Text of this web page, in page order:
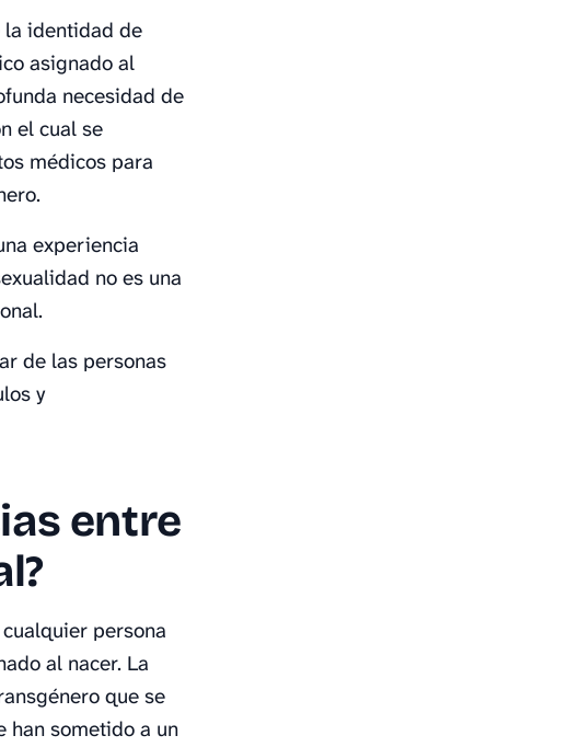
la identidad de
asignado al
necesidad de
el cual se
médicos para
experiencia
no es una
de las personas
y
entre
persona
al nacer. La
que se
han sometido a un